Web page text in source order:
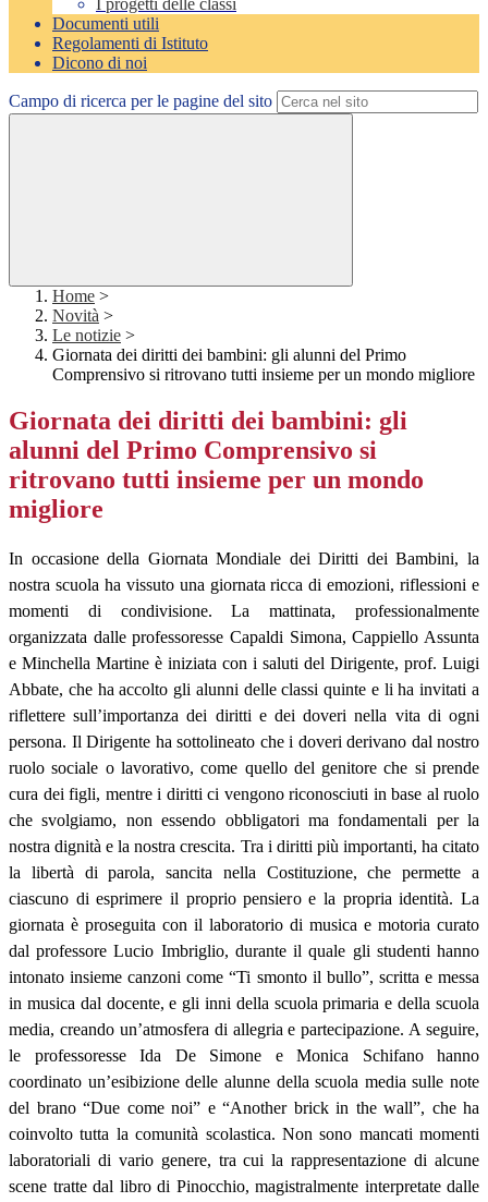
I progetti delle classi
Documenti utili
Regolamenti di Istituto
Dicono di noi
Campo di ricerca per le pagine del sito
Home >
Novità >
Le notizie >
Giornata dei diritti dei bambini: gli alunni del Primo
Comprensivo si ritrovano tutti insieme per un mondo migliore
Giornata dei diritti dei bambini: gli
alunni del Primo Comprensivo si
ritrovano tutti insieme per un mondo
migliore
In occasione della Giornata Mondiale dei Diritti dei Bambini, la
nostra scuola ha vissuto una giornata ricca di emozioni, riflessioni e
momenti di condivisione. La mattinata, professionalmente
organizzata dalle professoresse Capaldi Simona, Cappiello Assunta
e Minchella Martine è iniziata con i saluti del Dirigente, prof. Luigi
Abbate, che ha accolto gli alunni delle classi quinte e li ha invitati a
riflettere sull’importanza dei diritti e dei doveri nella vita di ogni
persona. Il Dirigente ha sottolineato che i doveri derivano dal nostro
ruolo sociale o lavorativo, come quello del genitore che si prende
cura dei figli, mentre i diritti ci vengono riconosciuti in base al ruolo
che svolgiamo, non essendo obbligatori ma fondamentali per la
nostra dignità e la nostra crescita. Tra i diritti più importanti, ha citato
la libertà di parola, sancita nella Costituzione, che permette a
ciascuno di esprimere il proprio pensiero e la propria identità. La
giornata è proseguita con il laboratorio di musica e motoria curato
dal professore Lucio Imbriglio, durante il quale gli studenti hanno
intonato insieme canzoni come “Ti smonto il bullo”, scritta e messa
in musica dal docente, e gli inni della scuola primaria e della scuola
media, creando un’atmosfera di allegria e partecipazione. A seguire,
le professoresse Ida De Simone e Monica Schifano hanno
coordinato un’esibizione delle alunne della scuola media sulle note
del brano “Due come noi” e “Another brick in the wall”, che ha
coinvolto tutta la comunità scolastica. Non sono mancati momenti
laboratoriali di vario genere, tra cui la rappresentazione di alcune
scene tratte dal libro di Pinocchio, magistralmente interpretate dalle